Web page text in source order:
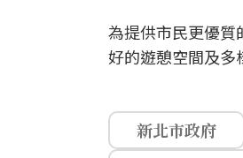
為提供市民更優質
好的遊憩空間及多
新北市政府